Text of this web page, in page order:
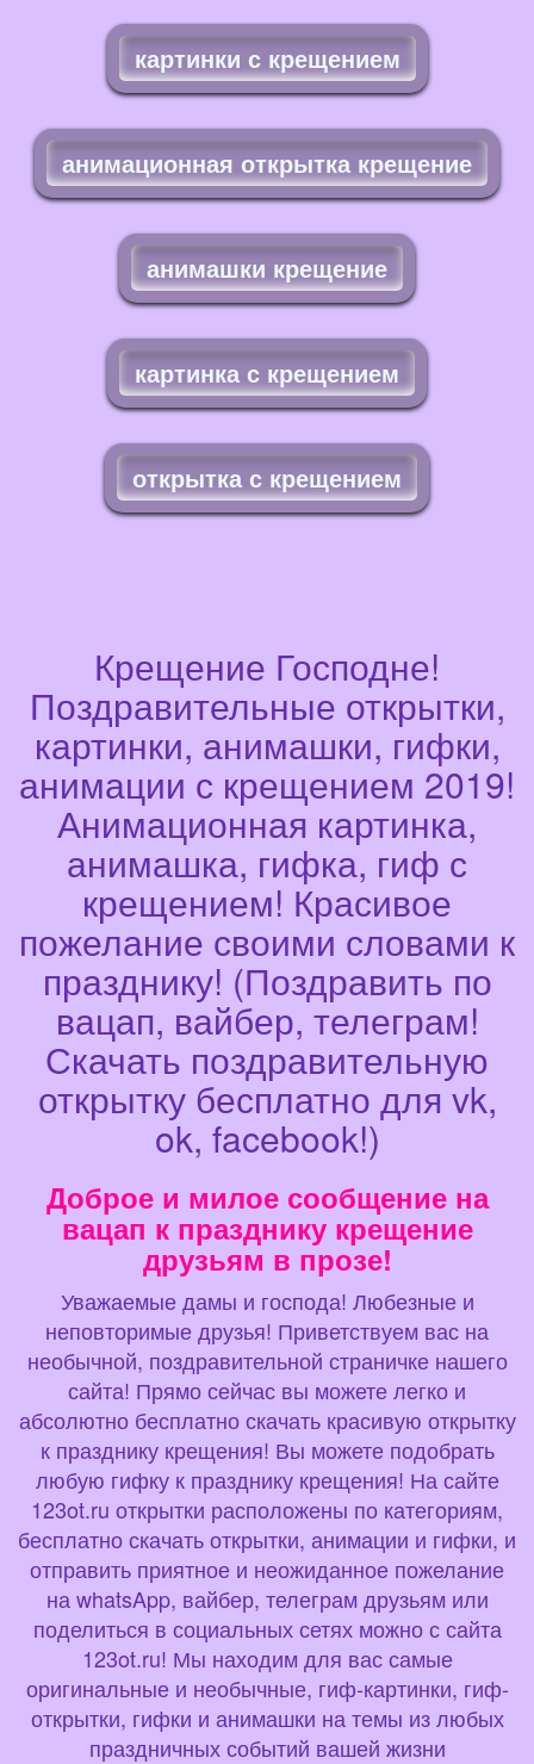
картинки с крещением
анимационная открытка крещение
анимашки крещение
картинка с крещением
открытка с крещением
Крещение Господне!
Поздравительные открытки,
картинки, анимашки, гифки,
анимации с крещением 2019!
Анимационная картинка,
анимашка, гифка, гиф с
крещением! Красивое
пожелание своими словами к
празднику! (Поздравить по
вацап, вайбер, телеграм!
Скачать поздравительную
открытку бесплатно для vk,
ok, facebook!)
Доброе и милое сообщение на
вацап к празднику крещение
друзьям в прозе!
Уважаемые дамы и господа! Любезные и
неповторимые друзья! Приветствуем вас на
необычной, поздравительной страничке нашего
сайта! Прямо сейчас вы можете легко и
абсолютно бесплатно скачать красивую открытку
к празднику крещения! Вы можете подобрать
любую гифку к празднику крещения! На сайте
123ot.ru открытки расположены по категориям,
бесплатно скачать открытки, анимации и гифки, и
отправить приятное и неожиданное пожелание
на whatsApp, вайбер, телеграм друзьям или
поделиться в социальных сетях можно с сайта
123ot.ru! Мы находим для вас самые
оригинальные и необычные, гиф-картинки, гиф-
открытки, гифки и анимашки на темы из любых
праздничных событий вашей жизни